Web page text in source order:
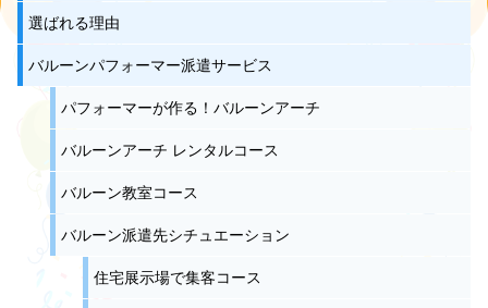
選ばれる理由
バルーンパフォーマー派遣サービス
パフォーマーが作る！バルーンアーチ
バルーンアーチ レンタルコース
バルーン教室コース
バルーン派遣先シチュエーション
住宅展示場で集客コース